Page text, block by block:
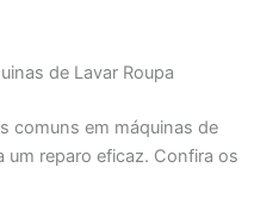
de Lavar Roupa
comuns em máquinas de
um reparo eficaz. Confira os